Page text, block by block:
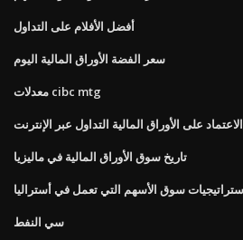
أفضل الأفلام على التداول
سعر الفضة الأوراق المالية اليوم
معدلات cibc mtg
الاعتماد على الأوراق المالية التداول عبر الإنترنت
تاريخ سوق الأوراق المالية في ماليزيا
سي النفط